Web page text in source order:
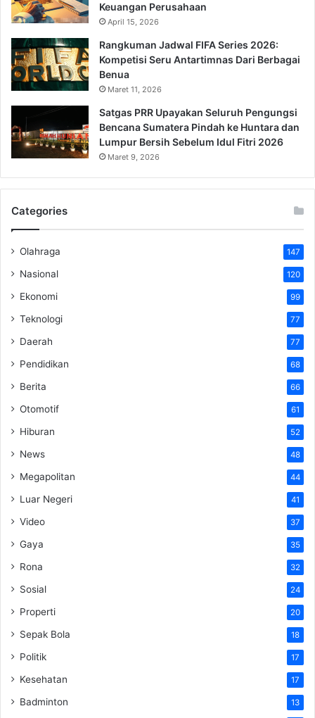
Keuangan Perusahaan
April 15, 2026
Rangkuman Jadwal FIFA Series 2026:
Kompetisi Seru Antartimnas Dari Berbagai
Benua
Maret 11, 2026
Satgas PRR Upayakan Seluruh Pengungsi
Bencana Sumatera Pindah ke Huntara dan
Lumpur Bersih Sebelum Idul Fitri 2026
Maret 9, 2026
Categories
Olahraga 147
Nasional 120
Ekonomi 99
Teknologi 77
Daerah 77
Pendidikan 68
Berita 66
Otomotif 61
Hiburan 52
News 48
Megapolitan 44
Luar Negeri 41
Video 37
Gaya 35
Rona 32
Sosial 24
Properti 20
Sepak Bola 18
Politik 17
Kesehatan 17
Badminton 13